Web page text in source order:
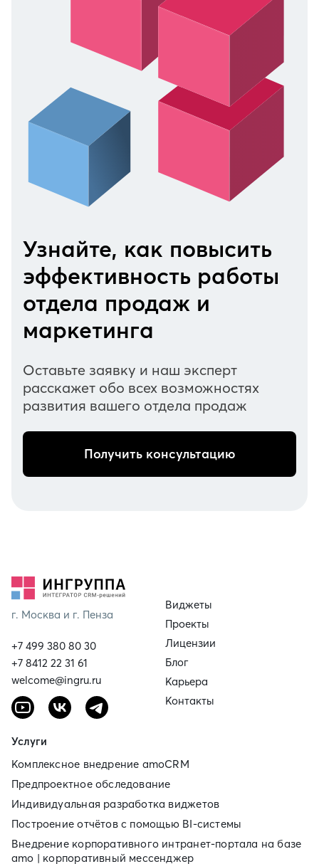
Узнайте, как повысить
эффективность работы
отдела продаж и
маркетинга
Оставьте заявку и наш эксперт
расскажет обо всех возможностях
развития вашего отдела продаж
Получить консультацию
г. Москва и г. Пенза
+7 499 380 80 30
+7 8412 22 31 61
welcome@ingru.ru
Виджеты
Проекты
Лицензии
Блог
Карьера
Контакты
Услуги
Комплексное внедрение amoCRM
Предпроектное обследование
Индивидуальная разработка виджетов
Построение отчётов с помощью BI‑системы
Внедрение корпоративного интранет‑портала на базе
amo | корпоративный мессенджер